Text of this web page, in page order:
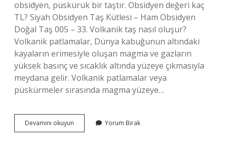
obsidyen, püskürük bir taştır. Obsidyen değeri kaç
TL? Siyah Obsidyen Taş Kütlesi – Ham Obsidyen
Doğal Taş 005 – 33. Volkanik taş nasıl oluşur?
Volkanik patlamalar, Dünya kabuğunun altındaki
kayaların erimesiyle oluşan magma ve gazların
yüksek basınç ve sıcaklık altında yüzeye çıkmasıyla
meydana gelir. Volkanik patlamalar veya
püskürmeler sırasında magma yüzeye…
Devamını okuyun
Camı
Yorum Bırak